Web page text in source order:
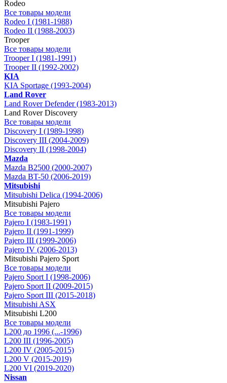
Rodeo
Все товары модели
Rodeo I (1981-1988)
Rodeo II (1988-2003)
Trooper
Все товары модели
Trooper I (1981-1991)
Trooper II (1992-2002)
KIA
KIA Sportage (1993-2004)
Land Rover
Land Rover Defender (1983-2013)
Land Rover Discovery
Все товары модели
Discovery I (1989-1998)
Discovery III (2004-2009)
Discovery II (1998-2004)
Mazda
Mazda B2500 (2000-2007)
Mazda BT-50 (2006-2019)
Mitsubishi
Mitsubishi Delica (1994-2006)
Mitsubishi Pajero
Все товары модели
Pajero I (1983-1991)
Pajero II (1991-1999)
Pajero III (1999-2006)
Pajero IV (2006-2013)
Mitsubishi Pajero Sport
Все товары модели
Pajero Sport I (1998-2006)
Pajero Sport II (2009-2015)
Pajero Sport III (2015-2018)
Mitsubishi ASX
Mitsubishi L200
Все товары модели
L200 до 1996 (...-1996)
L200 III (1996-2005)
L200 IV (2005-2015)
L200 V (2015-2019)
L200 VI (2019-2020)
Nissan